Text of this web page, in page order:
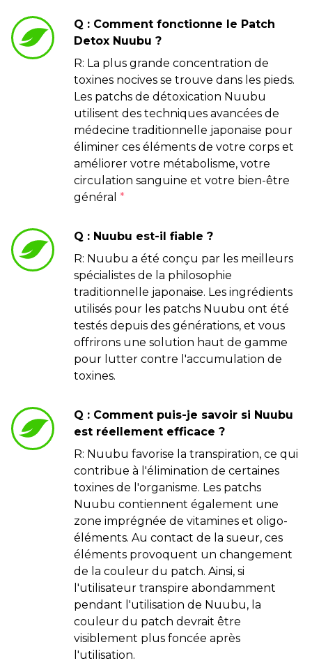
Q : Comment fonctionne le Patch
Detox Nuubu ?
R: La plus grande concentration de
toxines nocives se trouve dans les pieds.
Les patchs de détoxication Nuubu
utilisent des techniques avancées de
médecine traditionnelle japonaise pour
éliminer ces éléments de votre corps et
améliorer votre métabolisme, votre
circulation sanguine et votre bien-être
général *
Q : Nuubu est-il fiable ?
R: Nuubu a été conçu par les meilleurs
spécialistes de la philosophie
traditionnelle japonaise. Les ingrédients
utilisés pour les patchs Nuubu ont été
testés depuis des générations, et vous
offrirons une solution haut de gamme
pour lutter contre l'accumulation de
toxines.
Q : Comment puis-je savoir si Nuubu
est réellement efficace ?
R: Nuubu favorise la transpiration, ce qui
contribue à l'élimination de certaines
toxines de l'organisme. Les patchs
Nuubu contiennent également une
zone imprégnée de vitamines et oligo-
éléments. Au contact de la sueur, ces
éléments provoquent un changement
de la couleur du patch. Ainsi, si
l'utilisateur transpire abondamment
pendant l'utilisation de Nuubu, la
couleur du patch devrait être
visiblement plus foncée après
l'utilisation.